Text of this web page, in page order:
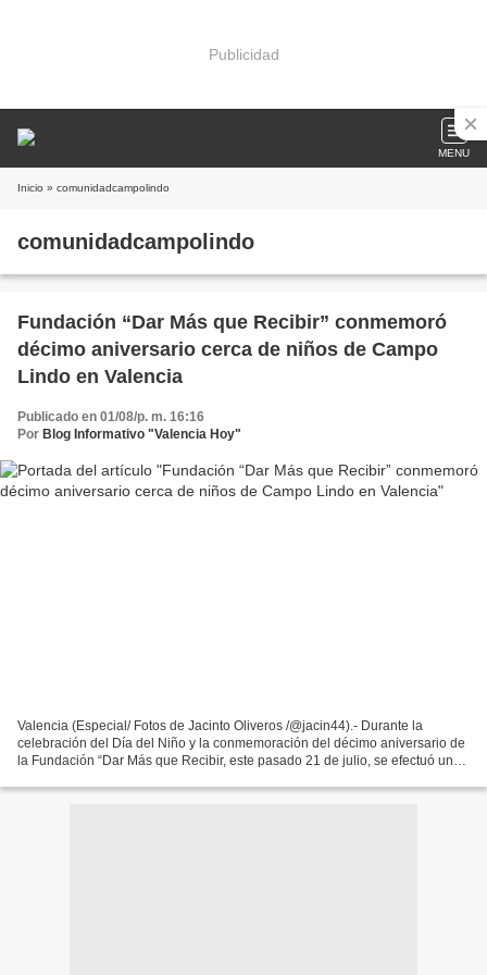
Publicidad
MENU
Inicio » comunidadcampolindo
comunidadcampolindo
Fundación “Dar Más que Recibir” conmemoró
décimo aniversario cerca de niños de Campo
Lindo en Valencia
Publicado en 01/08/p. m. 16:16
Por Blog Informativo "Valencia Hoy"
Valencia (Especial/ Fotos de Jacinto Oliveros /@jacin44).- Durante la
celebración del Día del Niño y la conmemoración del décimo aniversario de
la Fundación “Dar Más que Recibir, este pasado 21 de julio, se efectuó una